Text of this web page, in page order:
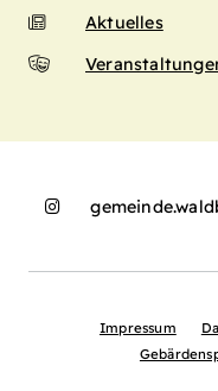
Aktuelles
Impressum